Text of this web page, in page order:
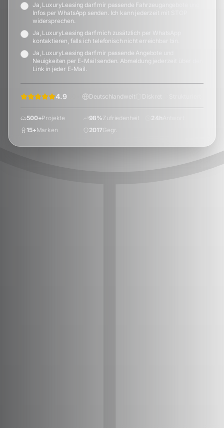
Ja, LuxuryLeasing darf mir passende Fahrzeugangebote und
Infos per WhatsApp senden. Ich kann jederzeit mit STOP
widersprechen.
Ja, LuxuryLeasing darf mich zusätzlich per WhatsApp
kontaktieren, falls ich telefonisch nicht erreichbar bin.
Ja, LuxuryLeasing darf mir passende Angebote und
Neuigkeiten per E-Mail senden. Abmeldung jederzeit über den
Link in jeder E-Mail.
4.9( Deutschlandweit
500+Projekte 98% Zufriedenheit 24h
15+Marken 2017Gegr.